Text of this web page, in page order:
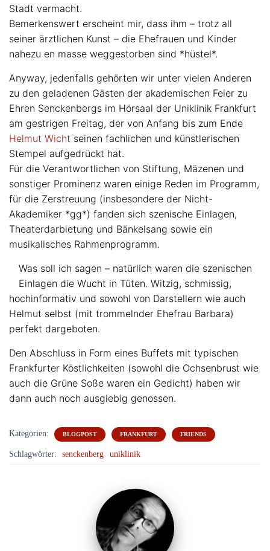
Stadt vermacht.
Bemerkenswert erscheint mir, dass ihm – trotz all
seiner ärztlichen Kunst – die Ehefrauen und Kinder
nahezu en masse weggestorben sind *hüstel*.
Anyway, jedenfalls gehörten wir unter vielen Anderen
zu den geladenen Gästen der akademischen Feier zu
Ehren Senckenbergs im Hörsaal der Uniklinik Frankfurt
am gestrigen Freitag, der von Anfang bis zum Ende
Helmut Wicht seinen fachlichen und künstlerischen
Stempel aufgedrückt hat.
Für die Verantwortlichen von Stiftung, Mäzenen und
sonstiger Prominenz waren einige Reden im Programm,
für die Zerstreuung (insbesondere der Nicht-
Akademiker *gg*) fanden sich szenische Einlagen,
Theaterdarbietung und Bänkelsang sowie ein
musikalisches Rahmenprogramm.
Was soll ich sagen – natürlich waren die szenischen
Einlagen die Wucht in Tüten. Witzig, schmissig,
hochinformativ und sowohl von Darstellern wie auch
Helmut selbst (mit trommelnder Ehefrau Barbara)
perfekt dargeboten.
Den Abschluss in Form eines Buffets mit typischen
Frankfurter Köstlichkeiten (sowohl die Ochsenbrust wie
auch die Grüne Soße waren ein Gedicht) haben wir
dann auch noch ausgiebig genossen.
Kategorien: BLOGPOST FRANKFURT FRIENDS
Schlagwörter: senckenberg uniklinik